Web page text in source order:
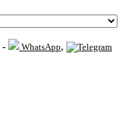
- WhatsApp,